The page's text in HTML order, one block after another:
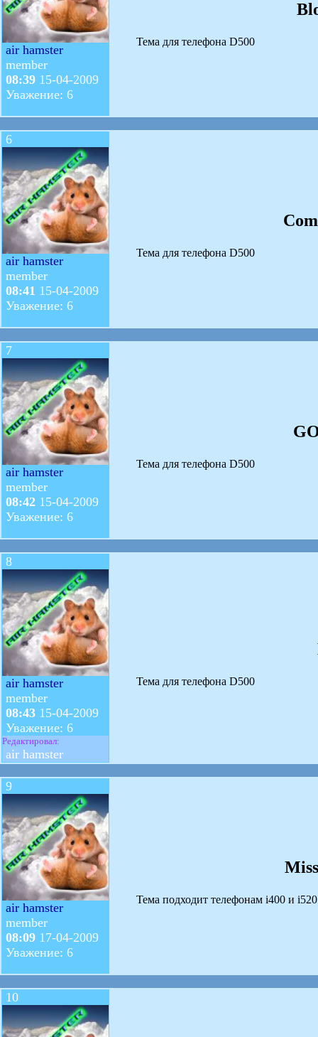
air hamster
member
08:39 15-04-2009
Уважение: 6
Тема для телефона D500
6
air hamster
member
08:41 15-04-2009
Уважение: 6
Тема для телефона D500
7
air hamster
member
08:42 15-04-2009
Уважение: 6
Тема для телефона D500
8
air hamster
member
08:43 15-04-2009
Уважение: 6
Редактировал:
air hamster
Тема для телефона D500
9
air hamster
member
08:09 17-04-2009
Уважение: 6
Тема подходит телефонам i400 и i520
10